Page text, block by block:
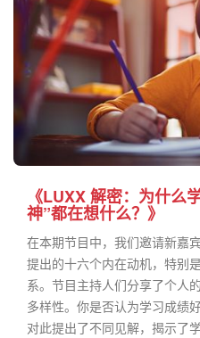
《LUXX 解密：为什么
神”都在想什么？》
在本期节目中，我们邀请新嘉
提出的十六个内在动机，特别
系。节目主持人们分享了个人
多样性。你是否认为学习成绩
对此提出了不同见解，揭示了